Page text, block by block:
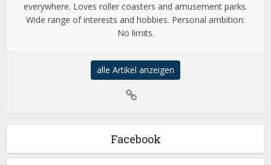
everywhere. Loves roller coasters and amusement parks.
Wide range of interests and hobbies. Personal ambition:
No limits.
alle Artikel anzeigen
Facebook